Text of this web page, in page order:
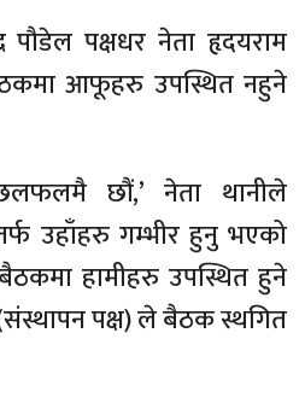
पौडेल पक्षधर नेता हृदयराम
आफूहरु उपस्थित नहुने
छौं,’ नेता थानीले
उहाँहरु गम्भीर हुनु भएको
हामीहरु उपस्थित हुने
पक्ष) ले बैठक स्थगित